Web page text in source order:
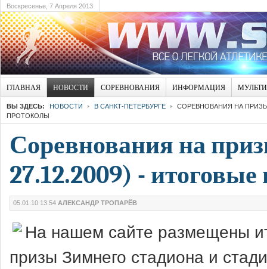
Воскресенье, 7 Апреля 2013
ГЛАВНАЯ НОВОСТИ СОРЕВНОВАНИЯ ИНФОРМАЦИЯ
ВЫ ЗДЕСЬ: НОВОСТИ В САНКТ-ПЕТЕРБУРГЕ
СОРЕВНОВАНИЯ НА ПРИЗЫ
ПРОТОКОЛЫ
Соревнования на
27.12.2009) -
05.01.10 13:54 АЛЕКСАНДР ТРОПАРЁВ
На нашем сайте размещены
призы Зимнего стадиона и